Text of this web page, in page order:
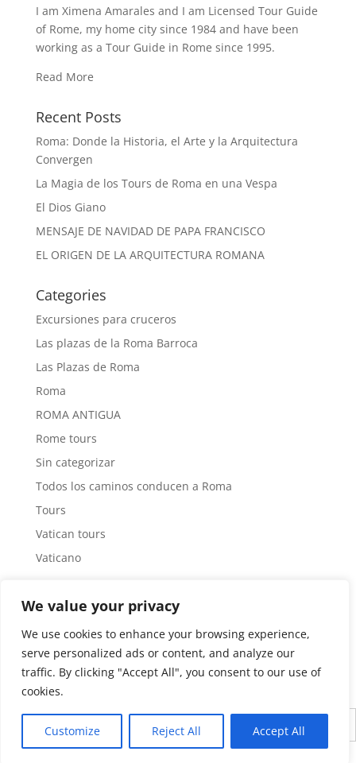
We value your privacy
We use cookies to enhance your browsing experience,
serve personalized ads or content, and analyze our
traffic. By clicking "Accept All", you consent to our use of
cookies.
Customize Reject All Accept All
I am Ximena Amarales and I am Licensed Tour Guide
of Rome, my home city since 1984 and have been
working as a Tour Guide in Rome since 1995.
Read More
Recent Posts
Roma: Donde la Historia, el Arte y la Arquitectura
Convergen
La Magia de los Tours de Roma en una Vespa
El Dios Giano
MENSAJE DE NAVIDAD DE PAPA FRANCISCO
EL ORIGEN DE LA ARQUITECTURA ROMANA
Categories
Excursiones para cruceros
Las plazas de la Roma Barroca
Las Plazas de Roma
Roma
ROMA ANTIGUA
Rome tours
Sin categorizar
Todos los caminos conducen a Roma
Tours
Vatican tours
Vaticano
Tag Cloud
Roma Antigua
Tours por Roma
Inglés Español